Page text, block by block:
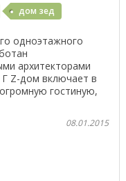
дом зед
одноэтажного
архитекторами
Z-дом включает в
гостиную,
08.01.2015